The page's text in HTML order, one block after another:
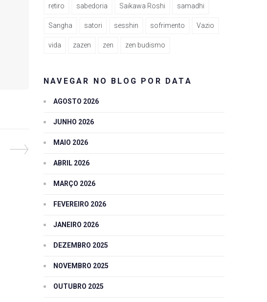
retiro sabedoria Saikawa Roshi samadhi
Sangha satori sesshin sofrimento Vazio
vida zazen zen zen budismo
NAVEGAR NO BLOG POR DATA
AGOSTO 2026
JUNHO 2026
MAIO 2026
ABRIL 2026
MARÇO 2026
FEVEREIRO 2026
JANEIRO 2026
DEZEMBRO 2025
NOVEMBRO 2025
OUTUBRO 2025